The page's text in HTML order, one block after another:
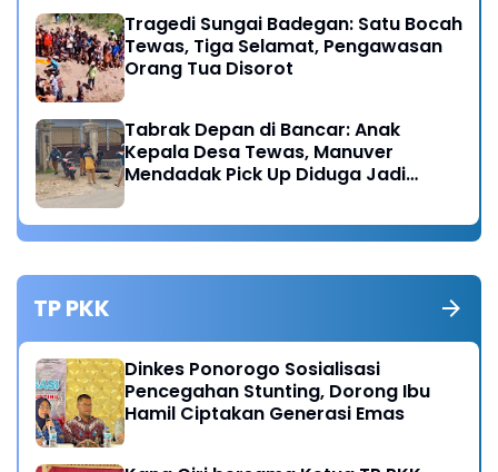
Tragedi Sungai Badegan: Satu Bocah
Tewas, Tiga Selamat, Pengawasan
Orang Tua Disorot
Tabrak Depan di Bancar: Anak
Kepala Desa Tewas, Manuver
Mendadak Pick Up Diduga Jadi
TP PKK
Dinkes Ponorogo Sosialisasi
Pencegahan Stunting, Dorong Ibu
Hamil Ciptakan Generasi Emas